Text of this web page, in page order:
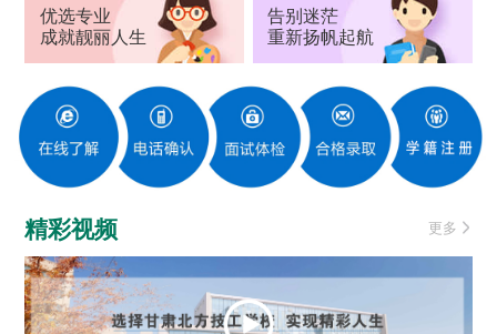
优选专业
成就靓丽人生
告别迷茫
重新扬帆起航
精彩视频 更多